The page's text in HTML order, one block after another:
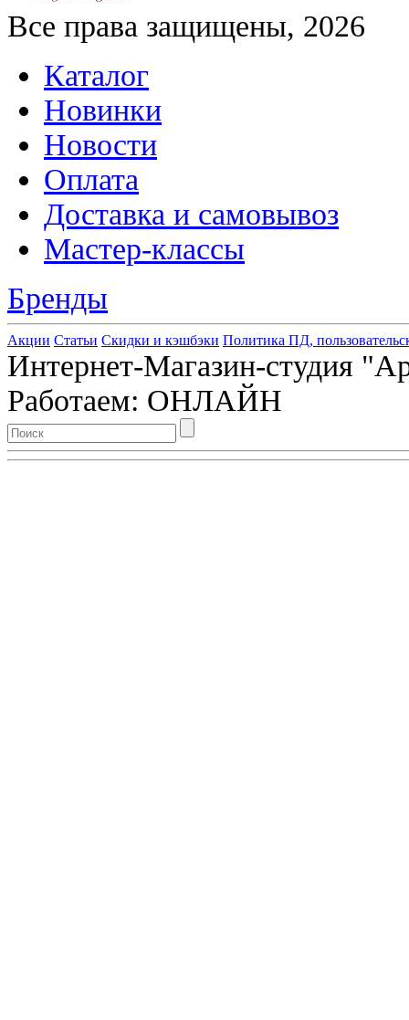
Все права защищены, 2026
Каталог
Новинки
Новости
Оплата
Доставка и самовывоз
Мастер-классы
Бренды
Акции Статьи Скидки и кэшбэки Политика ПД,
Интернет-Магазин-студия
Работаем: ОНЛАЙН